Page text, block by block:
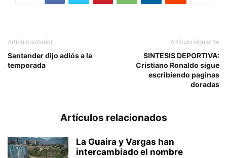
Artículo anterior
Santander dijo adiós a la
temporada
Artículo siguiente
SINTESIS DEPORTIVA:
Cristiano Ronaldo sigue
escribiendo paginas
doradas
Artículos relacionados
La Guaira y Vargas han
intercambiado el nombre